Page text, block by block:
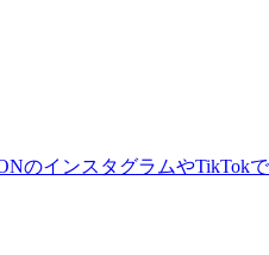
のインスタグラムやTikTok